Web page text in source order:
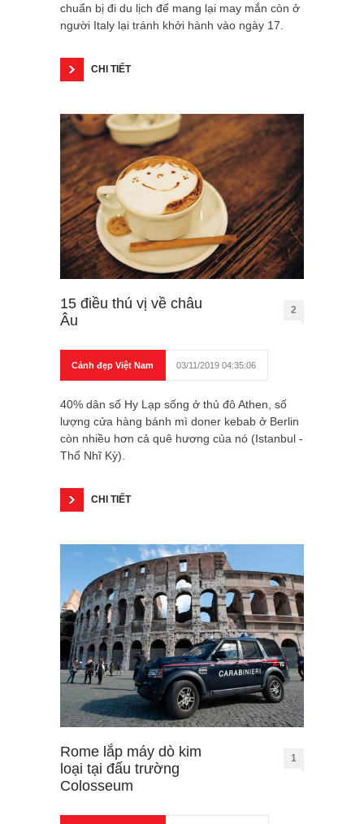
chuẩn bị đi du lịch để mang lại may mắn còn ở
người Italy lại tránh khởi hành vào ngày 17.
CHI TIẾT
15 điều thú vị về châu
Âu
2
Cảnh đẹp Việt Nam 03/11/2019 04:35:06
40% dân số Hy Lạp sống ở thủ đô Athen, số
lượng cửa hàng bánh mì doner kebab ở Berlin
còn nhiều hơn cả quê hương của nó (Istanbul -
Thổ Nhĩ Kỳ).
CHI TIẾT
Rome lắp máy dò kim
loại tại đấu trường
Colosseum
1